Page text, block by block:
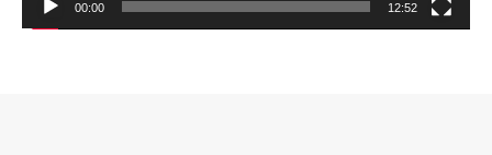
00:00 12:52